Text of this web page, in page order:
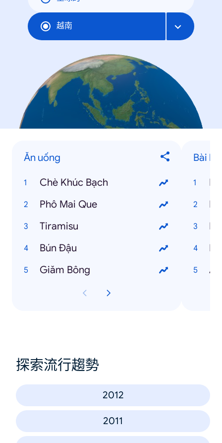
越南
Ăn uống
Chè Khúc Bạch
Phô Mai Que
Tiramisu
Bún Đậu
Giăm Bông
Bài
探索流行趨勢
2012
2011